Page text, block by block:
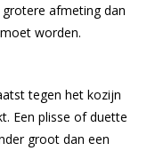
afmeting dan
worden.
tegen het kozijn
Een plisse of duette
groot dan een